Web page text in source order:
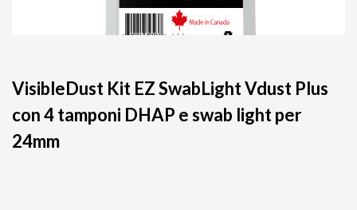
VisibleDust Kit EZ SwabLight Vdust Plus
con 4 tamponi DHAP e swab light per
24mm